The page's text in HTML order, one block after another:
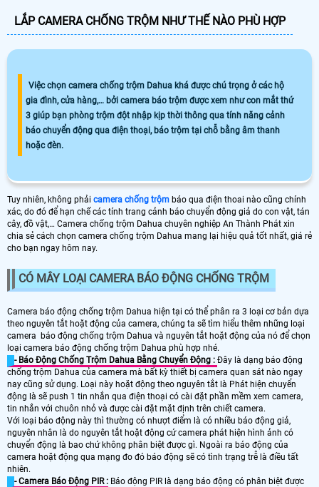
LẮP CAMERA CHỐNG TRỘM NHƯ THẾ NÀO PHÙ HỢP
Việc chọn camera chống trộm Dahua khá được chú trọng ở các hộ
gia đình, cửa hàng,… bởi camera báo trộm được xem như con mắt thứ
3 giúp bạn phòng trộm đột nhập kịp thời thông qua tính năng cảnh
báo chuyển động qua điện thoại, báo trộm tại chỗ bằng âm thanh
hoặc đèn.
Tuy nhiên, không phải camera chống trộm báo qua điện thoai nào cũng chính
xác, do đó để hạn chế các tính trang cảnh báo chuyển động giả do con vật, tán
cây, đồ vật,… Camera chống trộm Dahua chuyên nghiệp An Thành Phát xin
chia sẻ cách chọn camera chống trộm Dahua mang lại hiệu quả tốt nhất, giá rẻ
cho bạn ngay hôm nay.
CÓ MÂY LOẠI CAMERA BÁO ĐỘNG CHỐNG TRỘM
Camera báo động chống trộm Dahua hiện tại có thể phân ra 3 loại cơ bản dựa
theo nguyên tắt hoặt động của camera, chúng ta sẽ tìm hiểu thêm những loại
camera báo động chống trộm Dahua và nguyên tắt hoặt động của nó để chọn
loại camera báo động chống trộm Dahua phù hợp nhé.
- Báo Động Chống Trộm Dahua Bằng Chuyển Động : Đây là dạng báo động
chống trộm Dahua của camera mà bất kỳ thiết bị camera quan sát nào ngay
nay cũng sử dụng. Loại này hoặt động theo nguyên tắt là Phát hiện chuyển
động là sẽ push 1 tin nhắn qua điện thoại có cài đặt phần mềm xem camera,
tin nhắn với chuôn nhỏ và được cài đặt mặt định trên chiết camera.
Với loại báo động này thì thường có nhượt điểm là có nhiều báo động giả,
nguyên nhân là do nguyên tắt hoặt động cứ camera phát hiện hình ảnh có
chuyển động là bao chứ không phân biệt được gì. Ngoài ra báo động của
camera hoặt động qua mạng đo đó báo động sẽ có tình trạng trễ là điều tất
nhiên.
- Camera Báo Động PIR : Báo động PIR là dạng báo động có phân biệt được